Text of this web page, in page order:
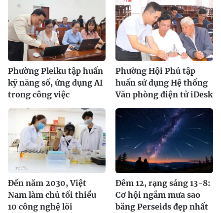
Phường Pleiku tập huấn
kỹ năng số, ứng dụng AI
trong công việc
Phường Hội Phú tập
huấn sử dụng Hệ thống
Văn phòng điện tử iDesk
Đến năm 2030, Việt
Nam làm chủ tối thiểu
10 công nghệ lõi
Đêm 12, rạng sáng 13-8:
Cơ hội ngắm mưa sao
băng Perseids đẹp nhất